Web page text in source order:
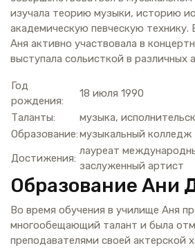
изучала теорию музыки, историю
академическую певческую технику.
Аня активно участвовала в
выступала сольисткой в различных
Год
рождения:
18 июля 1990
Таланты:
музыка,
Образование:музыкальный колледж
Достижения:
лауреат
заслуженный артист
Образование Ани
Во время обучения в училище Аня
многообещающий талант и была
преподавателями своей актерской